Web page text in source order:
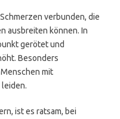
verbunden, die
ausbreiten können. In
gerötet und
Besonders
mit
ist es ratsam, bei